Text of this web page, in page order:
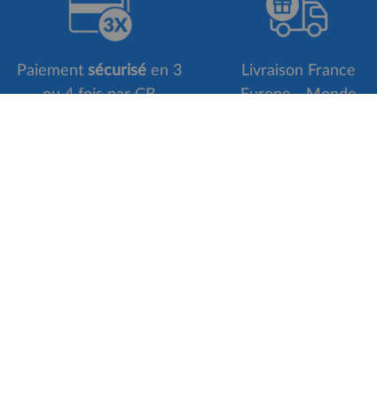
Paiement sécurisé en 3
ou 4 fois par CB
Livraison France
Europe - Monde